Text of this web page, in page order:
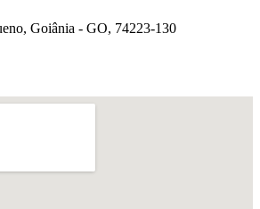
Goiânia - GO, 74223-130